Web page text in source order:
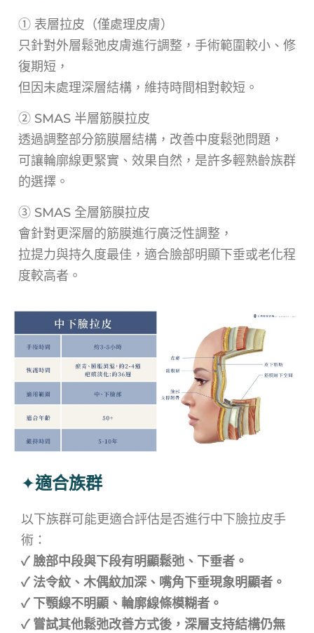
① 表層拉皮（僅處理皮膚）
只針對外層鬆弛皮膚進行調整，手術範圍較小、修
復期短，
但因未處理深層結構，維持時間相對較短。
② SMAS 半層筋膜拉皮
透過調整部分筋膜層結構，改善中度鬆弛問題，
可讓輪廓線更緊實、效果自然，是許多輕熟齡族群
的選擇。
③ SMAS 全層筋膜拉皮
會針對更深層的筋膜進行廣泛性調整，
拉提力與持久度最佳，適合臉部明顯下垂或老化程
度較高者。
✦適合族群
以下族群可能更適合評估是否進行中下臉拉皮手
術：
✓臉部中段與下段有明顯鬆弛、下垂者。
✓ 法令紋、木偶紋加深、嘴角下垂現象明顯者。
✓ 下顎線不明顯、輪廓線條模糊者。
✓ 嘗試其他鬆弛改善方式後，深層支持結構仍無